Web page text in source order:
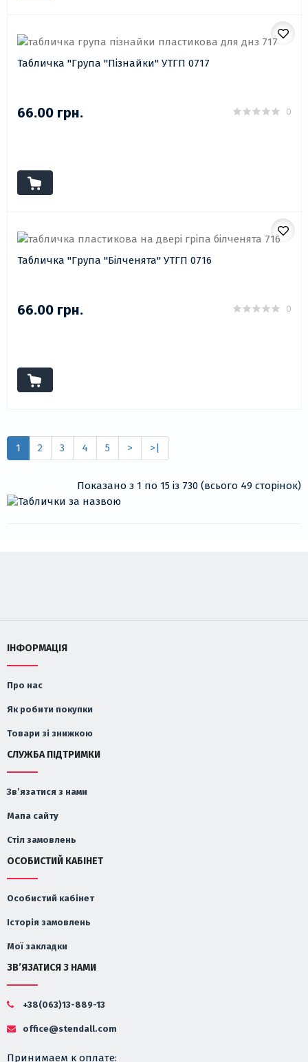
Табличка "Група "Пізнайки" УТГП 0717
66.00 грн. 0
Табличка "Група "Білченята" УТГП 0716
66.00 грн. 0
1 2 3 4 5 > >|
Показано з 1 по 15 із 730 (всього 49 сторінок)
ІНФОРМАЦІЯ
Про нас
Як робити покупки
Товари зі знижкою
СЛУЖБА ПІДТРИМКИ
Зв’язатися з нами
Мапа сайту
Стіл замовлень
ОСОБИСТИЙ КАБІНЕТ
Особистий кабінет
Історія замовлень
Мої закладки
ЗВ’ЯЗАТИСЯ З НАМИ
+38(063)13-889-13
office@stendall.com
Принимаем к оплате: